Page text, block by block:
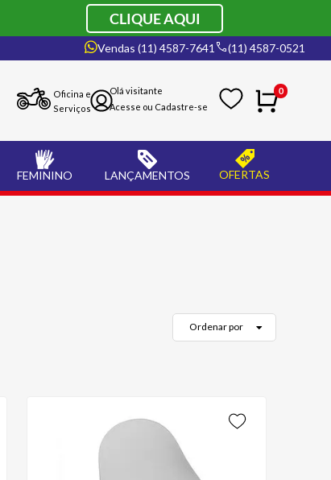
CLIQUE AQUI
Vendas (11) 4587-7641 (11) 4587-0521
Oficina e
Serviços
0
FEMININO LANÇAMENTOS OFERTAS
Ordenar por